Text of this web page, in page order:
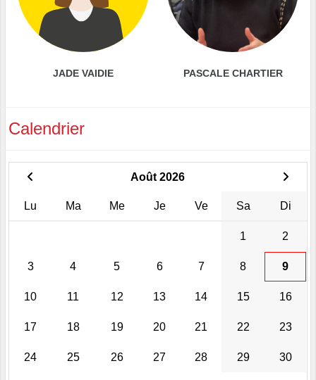
JADE VAIDIE PASCALE CHARTIER
Calendrier
Août 2026
Lu Ma Me Je Ve Sa Di
1 2
3 4 5 6 7 8 9
10 11 12 13 14 15 16
17 18 19 20 21 22 23
24 25 26 27 28 29 30